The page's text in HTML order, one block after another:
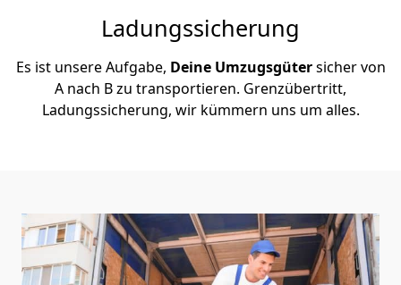
Ladungssicherung
Es ist unsere Aufgabe, Deine Umzugsgütersicher von
A nach B zu transportieren. Grenzübertritt,
Ladungssicherung, wir kümmern uns um alles.